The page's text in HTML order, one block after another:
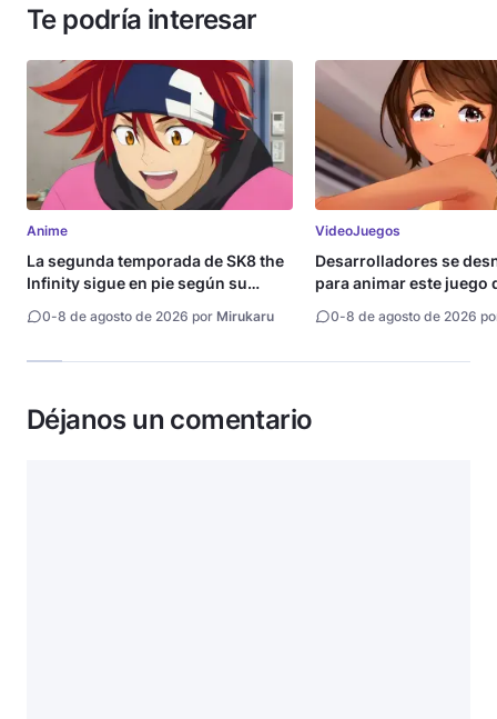
Te podría interesar
Anime
La segunda temporada de SK8 the
Infinity sigue en pie según su
0-8 de agosto de 2026 por Mirukaru
VideoJuegos
Desarrolladores se
para animar este juego
0-8 de agosto de 2026
Déjanos un comentario